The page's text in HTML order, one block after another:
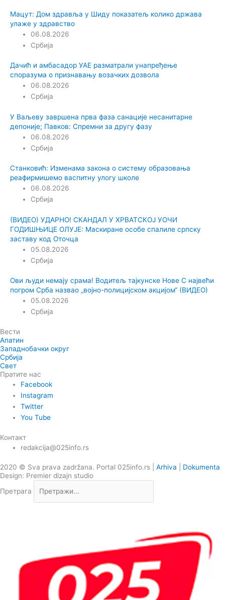
Мацут: Дом здравља у Шиду показатељ колико држава
улаже у здравство
06.08.2026
Србија
Дачић и амбасадор УАЕ разматрали унапређење
споразума о признавању возачких дозвола
06.08.2026
Србија
У Ваљеву завршена прва фаза санације несанитарне
депоније; Павков: Спремни за другу фазу
06.08.2026
Србија
Станковић: Изменама закона о систему образовања
реафирмишемо васпитну улогу школе
06.08.2026
Србија
(ВИДЕО) УДАРНО! СКАНДАЛ У ХРВАТСКОЈ УОЧИ
ГОДИШЊИЦЕ ОЛУЈЕ: Маскиране особе спалиле српску
заставу код Оточца
05.08.2026
Србија
Ови људи немају срама! Водитељ тајкунске Нове С највећи
погром Срба назвао „војно-полицијском акцијом“ (ВИДЕО)
05.08.2026
Србија
Вести
Апатин
Западнобачки округ
Србија
Свет
Пратите нас
Facebook
Instagram
Twitter
You Tube
Контакт
redakcija@025info.rs
2020 © Sva prava zadržana. Portal 025info.rs | Arhiva
Dokumenta
Design: Premier dizajn studio
Претрага